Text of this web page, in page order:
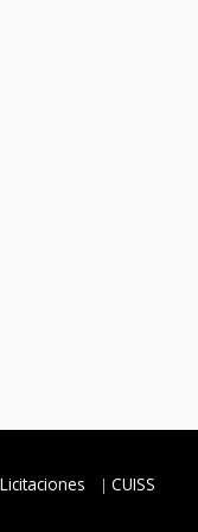
Licitaciones
CUISS